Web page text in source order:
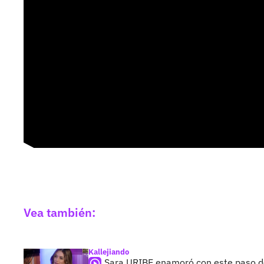
Vea también:
Kallejiando